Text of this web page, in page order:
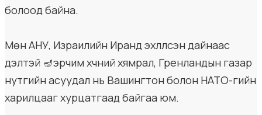
болоод байна.
Мөн АНУ, Израилийн Иранд эхлүүлсэн дайнаас
үүдэлтэй 🪔эрчим хүчний хямрал, Гренландын газар
нутгийн асуудал нь Вашингтон болон НАТО-гийн
харилцааг хурцатгаад байгаа юм.